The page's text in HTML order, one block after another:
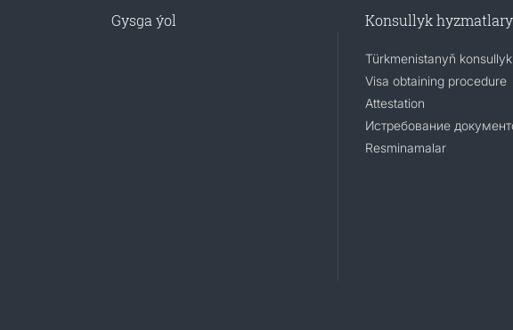
Gysga ýol Konsullyk hyzmatlary
Türkmenistanyň
Visa obtaining procedure
Attestation
Истребование
Resminamalar